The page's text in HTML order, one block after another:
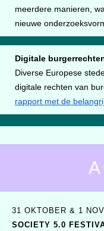
meerdere manieren,
nieuwe
Digitale
Diverse Europese
digitale rechten van
rapport met de
31 OKTOBER & 1
SOCIETY 5.0